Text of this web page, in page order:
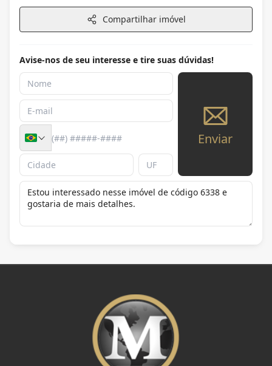
Compartilhar imóvel
Avise-nos de seu interesse e tire suas dúvidas!
Enviar